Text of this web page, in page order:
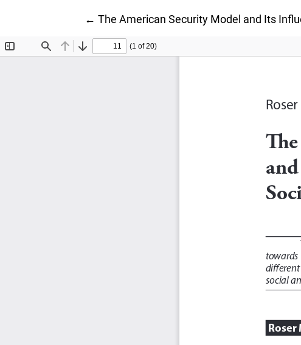
← Wróć do szczegółów artykułu
The American Security Model and Its